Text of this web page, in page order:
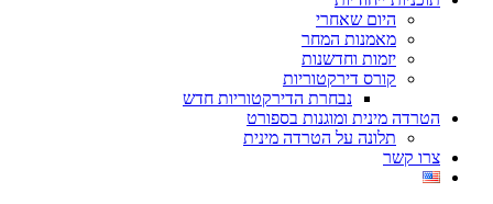
היום שאחרי
מאמנות המחר
יזמות וחדשנות
קורס דירקטוריות
נבחרת הדירקטוריות חדש
הטרדה מינית ומוגנות בספורט
תלונה על הטרדה מינית
צרו קשר